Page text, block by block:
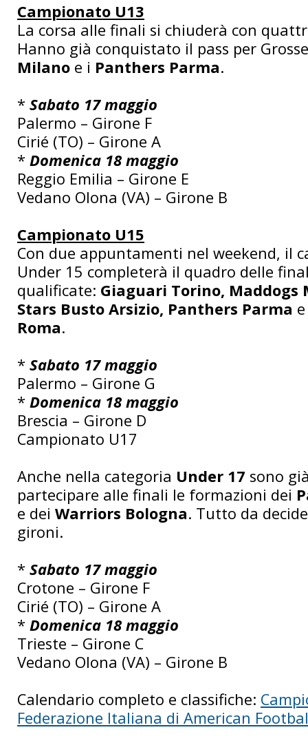
Campionato U13
La corsa alle finali si chiuderà con
Hanno già conquistato il pass per
Milano e i Panthers Parma.
* Sabato 17 maggio
Palermo – Girone F
Cirié (TO) – Girone A
* Domenica 18 maggio
Reggio Emilia – Girone E
Vedano Olona (VA) – Girone B
Campionato U15
Con due appuntamenti nel weekend, il
Under 15 completerà il quadro delle
qualificate: Giaguari Torino, Maddogs
Stars Busto Arsizio, Panthers Parma
Roma.
* Sabato 17 maggio
Palermo – Girone G
* Domenica 18 maggio
Brescia – Girone D
Campionato U17
Anche nella categoria Under 17 sono
partecipare alle finali le formazioni dei
e dei Warriors Bologna. Tutto da
gironi.
* Sabato 17 maggio
Crotone – Girone F
Cirié (TO) – Girone A
* Domenica 18 maggio
Trieste – Girone C
Vedano Olona (VA) – Girone B
Calendario completo e classifiche:
Federazione Italiana di American